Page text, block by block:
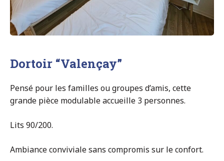
Dortoir “Valençay”
Pensé pour les familles ou groupes d’amis, cette
grande pièce modulable accueille 3 personnes.
Lits 90/200.
Ambiance conviviale sans compromis sur le confort.